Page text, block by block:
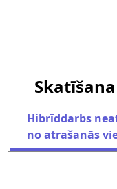
Hibrīddarbs
no atrašanās